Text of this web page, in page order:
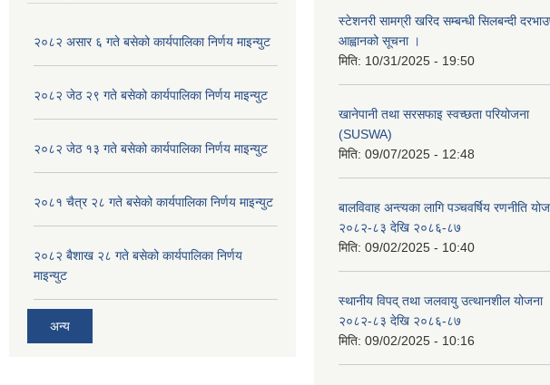
२०८२ असार ६ गते बसेको कार्यपालिका निर्णय माइन्युट
२०८२ जेठ २९ गते बसेको कार्यपालिका निर्णय माइन्युट
२०८२ जेठ १३ गते बसेको कार्यपालिका निर्णय माइन्युट
२०८१ चैत्र २८ गते बसेको कार्यपालिका निर्णय माइन्युट
२०८२ बैशाख २८ गते बसेको कार्यपालिका निर्णय
माइन्युट
अन्य
स्टेशनरी सामग्री खरिद सम्बन्धी सिलबन्दी
आह्वानको सूचना ।
मिति: 10/31/2025 - 19:50
खानेपानी तथा सरसफाइ स्वच्छता परियोजना
(SUSWA)
मिति: 09/07/2025 - 12:48
बालविवाह अन्त्यका लागि पञ्चवर्षिय रणनीति
२०८२-८३ देखि २०८६-८७
मिति: 09/02/2025 - 10:40
स्थानीय विपद् तथा जलवायु उत्थानशील योजना
२०८२-८३ देखि २०८६-८७
मिति: 09/02/2025 - 10:16